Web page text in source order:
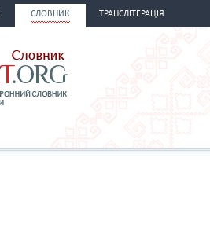
СЛОВНИК ТРАНСЛІТЕРАЦІЯ